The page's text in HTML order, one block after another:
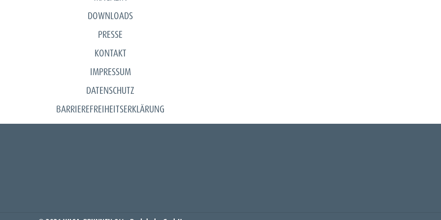
DOWNLOADS
PRESSE
KONTAKT
IMPRESSUM
DATENSCHUTZ
BARRIEREFREIHEITSERKLÄRUNG